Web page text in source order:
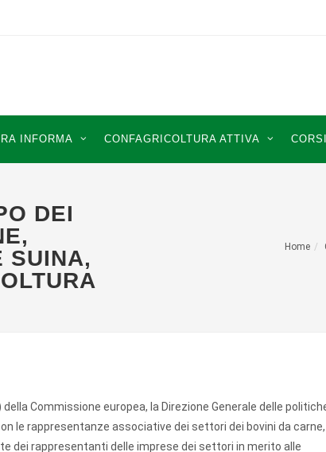
INFORMA CONFAGRICOLTURA ATTIVA
DEI
SUINA,
Home
Commissione europea, la Direzione Generale delle
le rappresentanze associative dei settori dei bovini da carne,
dei rappresentanti delle imprese dei settori in merito alle